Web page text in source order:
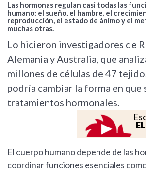
Las hormonas regulan casi todas las
humano: el sueño, el hambre, el
reproducción, el estado de ánimo y el
muchas otras.
Lo hicieron investigadores de
Alemania y Australia, que
millones de células de 47
podría cambiar la forma en que
tratamientos hormonales.
El cuerpo humano depende de las
coordinar funciones esenciales